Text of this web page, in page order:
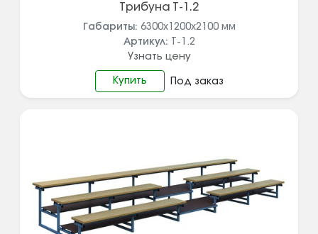
Трибуна Т-1.2
Габариты: 6300х1200х2100 мм
Артикул: Т-1.2
Узнать цену
Купить Под заказ